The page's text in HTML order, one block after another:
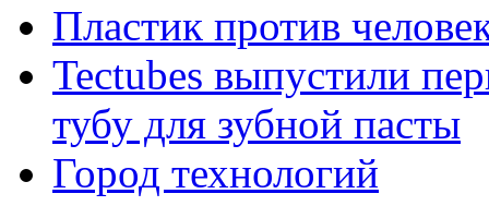
Пластик против
Tectubes выпустили
тубу для зубной пасты
Город технологий